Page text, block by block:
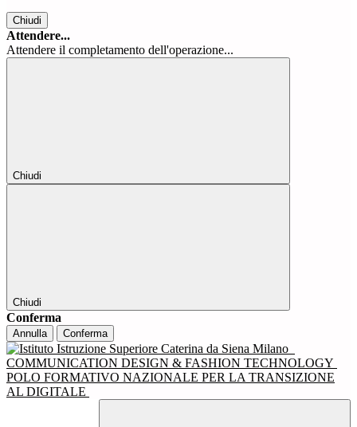
Chiudi
Attendere...
Attendere il completamento dell'operazione...
Chiudi
Chiudi
Conferma
Annulla Conferma
COMMUNICATION DESIGN & FASHION TECHNOLOGY
POLO FORMATIVO NAZIONALE PER LA TRANSIZIONE
AL DIGITALE